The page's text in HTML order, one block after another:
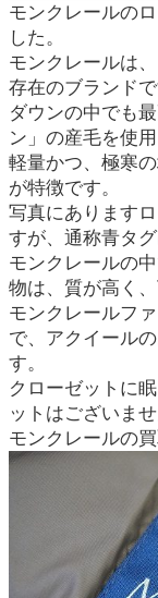
モンクレールの
した。
モンクレールは
存在のブランドで
ダウンの中でも
ン」の産毛を使用
軽量かつ、極寒
が特徴です。
写真にあります
すが、通称青タグ
モンクレールの
物は、質が高く、
モンクレールフ
で、アクイール
す。
クローゼットに
ットはございま
モンクレールの